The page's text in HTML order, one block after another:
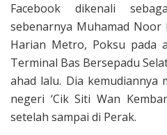
Facebook dikenali
sebenarnya Muhamad Noor
Harian Metro, Poksu pada
Terminal Bas Bersepadu
ahad lalu. Dia kemudiannya
negeri ‘Cik Siti Wan
setelah sampai di Perak.